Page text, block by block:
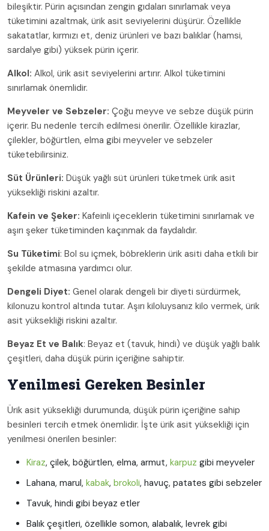
bileşiktir. Pürin açısından zengin gıdaları sınırlamak veya
tüketimini azaltmak, ürik asit seviyelerini düşürür. Özellikle
sakatatlar, kırmızı et, deniz ürünleri ve bazı balıklar (hamsi,
sardalye gibi) yüksek pürin içerir.
Alkol: Alkol, ürik asit seviyelerini artırır. Alkol tüketimini
sınırlamak önemlidir.
Meyveler ve Sebzeler: Çoğu meyve ve sebze düşük pürin
içerir. Bu nedenle tercih edilmesi önerilir. Özellikle kirazlar,
çilekler, böğürtlen, elma gibi meyveler ve sebzeler
tüketebilirsiniz.
Süt Ürünleri: Düşük yağlı süt ürünleri tüketmek ürik asit
yüksekliği riskini azaltır.
Kafein ve Şeker: Kafeinli içeceklerin tüketimini sınırlamak ve
aşırı şeker tüketiminden kaçınmak da faydalıdır.
Su Tüketimi: Bol su içmek, böbreklerin ürik asiti daha etkili bir
şekilde atmasına yardımcı olur.
Dengeli Diyet: Genel olarak dengeli bir diyeti sürdürmek,
kilonuzu kontrol altında tutar. Aşırı kiloluysanız kilo vermek, ürik
asit yüksekliği riskini azaltır.
Beyaz Et ve Balık: Beyaz et (tavuk, hindi) ve düşük yağlı balık
çeşitleri, daha düşük pürin içeriğine sahiptir.
Yenilmesi Gereken Besinler
Ürik asit yüksekliği durumunda, düşük pürin içeriğine sahip
besinleri tercih etmek önemlidir. İşte ürik asit yüksekliği için
yenilmesi önerilen besinler:
Kiraz, çilek, böğürtlen, elma, armut, karpuz gibi meyveler
Lahana, marul, kabak, brokoli, havuç, patates gibi sebzeler
Tavuk, hindi gibi beyaz etler
Balık çeşitleri, özellikle somon, alabalık, levrek gibi